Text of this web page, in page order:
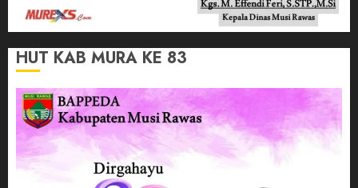
HUT KAB MURA KE 83